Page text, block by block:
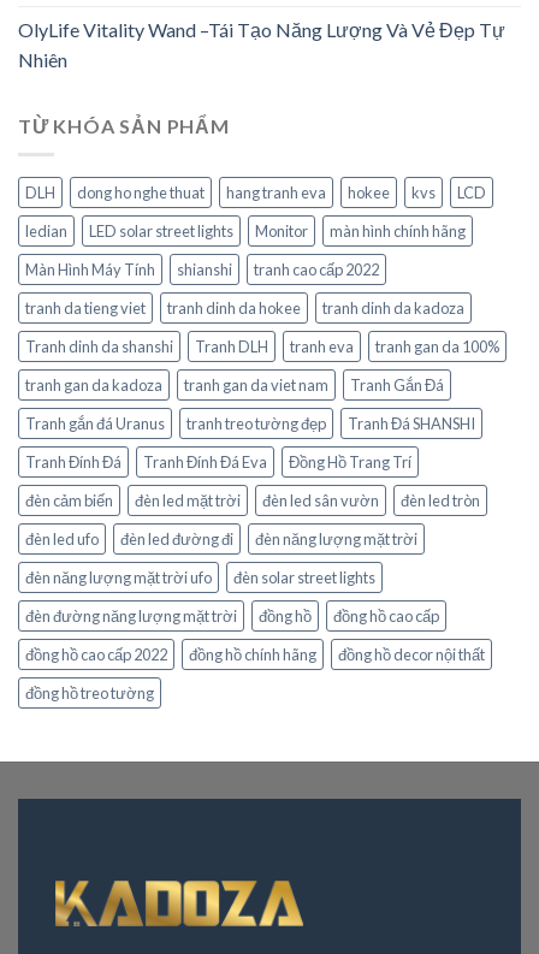
OlyLife Vitality Wand –Tái Tạo Năng Lượng Và Vẻ Đẹp Tự
Nhiên
TỪ KHÓA SẢN PHẨM
DLH dong ho nghe thuat hang tranh eva hokee kvs
LCD
ledian
LED solar street lights Monitor
màn hình chính hãng
Màn Hình Máy Tính
shianshi
tranh cao cấp 2022
tranh da tieng viet
tranh dinh da hokee
tranh dinh da kadoza
Tranh dinh da shanshi
Tranh DLH tranh eva
tranh gan da 100%
tranh gan da kadoza
tranh gan da viet nam
Tranh Gắn Đá
Tranh gắn đá Uranus
tranh treo tường đẹp
Tranh Đá SHANSHI
Tranh Đính Đá
Tranh Đính Đá Eva
Đồng Hồ Trang Trí
đèn cảm biến
đèn led mặt trời đèn led sân vườn
đèn led tròn
đèn led ufo
đèn led đường đi
đèn năng lượng mặt trời
đèn năng lượng mặt trời ufo
đèn solar street lights
đèn đường năng lượng mặt trời
đồng hồ
đồng hồ cao cấp
đồng hồ cao cấp 2022
đồng hồ chính hãng
đồng hồ decor nội thất
đồng hồ treo tường